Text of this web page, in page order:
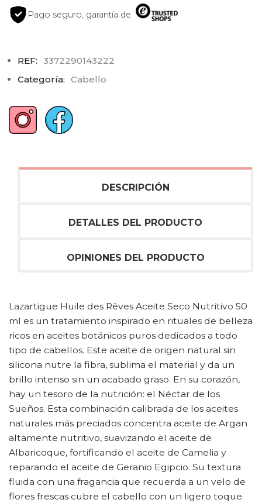
Pago seguro, garantía de
REF: 3372290143222
Categoría: Cabello
DESCRIPCIÓN
DETALLES DEL PRODUCTO
OPINIONES DEL PRODUCTO
Lazartigue Huile des Rêves Aceite Seco Nutritivo 50
ml es un tratamiento inspirado en rituales de belleza
ricos en aceites botánicos puros dedicados a todo
tipo de cabellos. Este aceite de origen natural sin
silicona nutre la fibra, sublima el material y da un
brillo intenso sin un acabado graso. En su corazón,
hay un tesoro de la nutrición: el Néctar de los
Sueños. Esta combinación calibrada de los aceites
naturales más preciados concentra aceite de Argan
altamente nutritivo, suavizando el aceite de
Albaricoque, fortificando el aceite de Camelia y
reparando el aceite de Geranio Egipcio. Su textura
fluida con una fragancia que recuerda a un velo de
flores frescas cubre el cabello con un ligero toque.